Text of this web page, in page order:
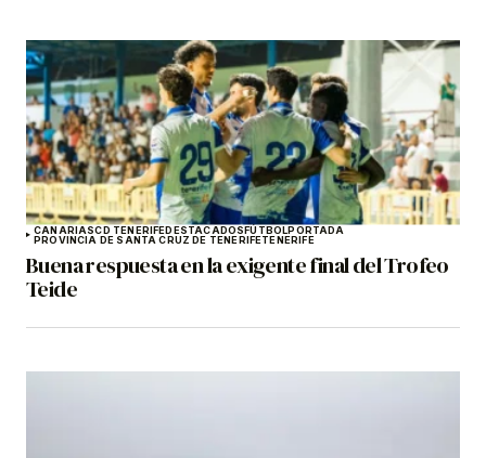
CANARIASCD TENERIFEDESTACADOSFÚTBOLPORTADA
PROVINCIA DE SANTA CRUZ DE TENERIFETENERIFE
Buena respuesta en la exigente final del Trofeo
Teide